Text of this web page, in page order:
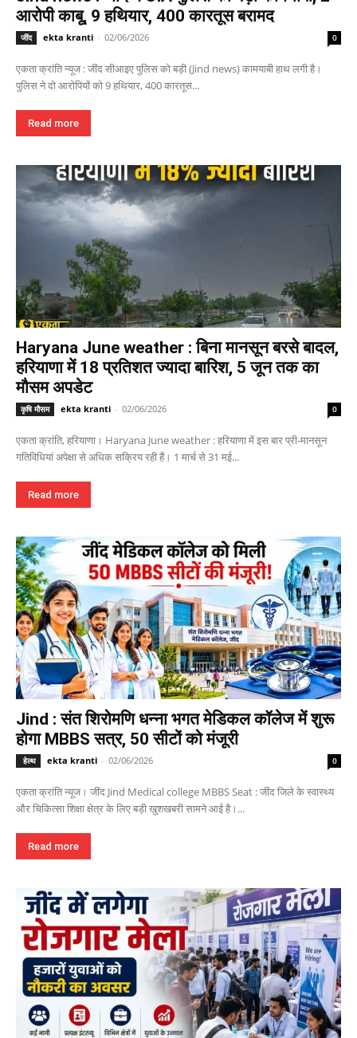
आरोपी काबू, 9 हथियार, 400 कारतूस बरामद
जींद ekta kranti - 02/06/2026 0
एकता क्रांति न्यूज : जींद सीआइए पुलिस को बड़ी (Jind news) कामयाबी हाथ लगी है।
पुलिस ने दो आरोपियों को 9 हथियार, 400 कारतूस...
Read more
Haryana June weather : बिना मानसून बरसे बादल,
हरियाणा में 18 प्रतिशत ज्यादा बारिश, 5 जून तक का
मौसम अपडेट
कृषि मौसम ekta kranti - 02/06/2026 0
एकता क्रांति, हरियाणा। Haryana June weather : हरियाणा में इस बार प्री-मानसून
गतिविधियां अपेक्षा से अधिक सक्रिय रही हैं। 1 मार्च से 31 मई...
Read more
Jind : संत शिरोमणि धन्ना भगत मेडिकल कॉलेज में शुरू
होगा MBBS सत्र, 50 सीटों को मंजूरी
हेल्थ ekta kranti - 02/06/2026 0
एकता क्रांति न्यूज। जींद Jind Medical college MBBS Seat : जींद जिले के स्वास्थ्य
और चिकित्सा शिक्षा क्षेत्र के लिए बड़ी खुशखबरी सामने आई है।...
Read more